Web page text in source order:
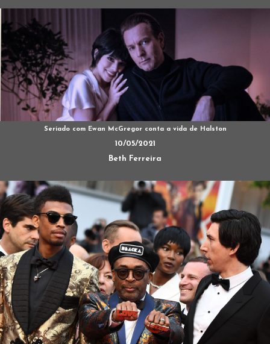
Seriado com Ewan McGregor conta a vida de Halston
10/05/2021
Beth Ferreira